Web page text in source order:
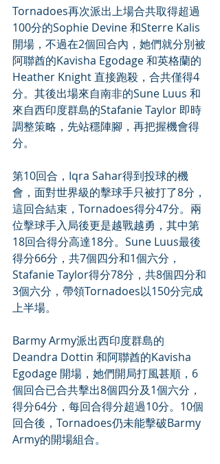
Tornadoes再次派出上場合共取得超過
100分的Sophie Devine 和Sterre Kalis
開場，不過在2個回合內，她們就分別被
阿聯酋的Kavisha Egodage 和英格蘭的
Heather Knight 直接跑殺，合共僅得4
分。其後出場來自南非的Sune Luus 和
來自西印度群島的Stafanie Taylor 即時
調整策略，先站穩陣腳，再把握機會得
分。
第10回合，Iqra Sahar得到投球的機
會，面對世界級的擊球手只被打了8分，
這回合結束，Tornadoes得分47分。兩
位擊球手入局後更是越戰越勇，其中第
18回合得分高達18分。Sune Luus最後
得分66分，共7個四分和1個六分，
Stafanie Taylor得分78分，共8個四分和
3個六分，帶領Tornadoes以150分完成
上半場。
Barmy Army派出西印度群島的
Deandra Dottin 和阿聯酋的Kavisha
Egodage 開場，她們開局打風甚順，6
個回合已合共擊出8個四分及1個六分，
得分64分，每回合得分超過10分。10個
回合後，Tornadoes仍未能擊破Barmy
Army的開場組合。